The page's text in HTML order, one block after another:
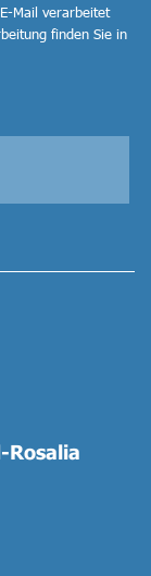
Rosalia
Mail verarbeitet
finden Sie in